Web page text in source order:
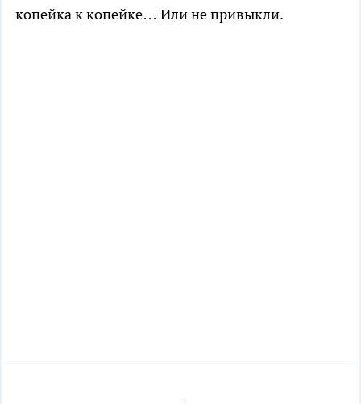
копейка к копейке… Или не привыкли.